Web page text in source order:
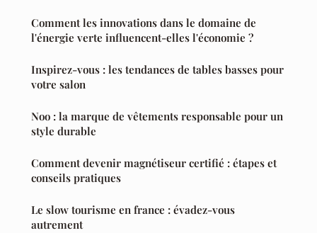
Comment les innovations dans le domaine de
l'énergie verte influencent-elles l'économie ?
Inspirez-vous : les tendances de tables basses pour
votre salon
Noo : la marque de vêtements responsable pour un
style durable
Comment devenir magnétiseur certifié : étapes et
conseils pratiques
Le slow tourisme en france : évadez-vous
autrement